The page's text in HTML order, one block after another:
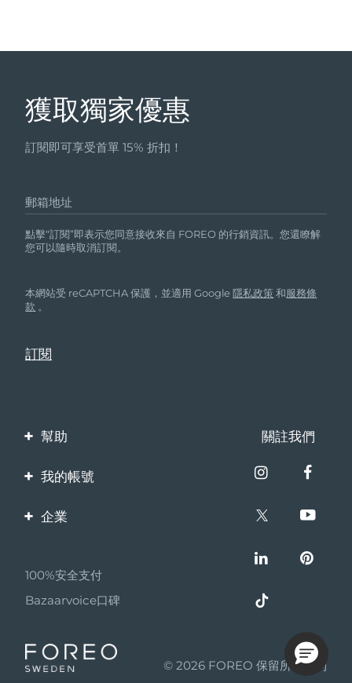
獲取獨家優惠
訂閱即可享受首單 15% 折扣！
郵箱地址
點擊“訂閱”即表示您同意接收來自 FOREO 的行銷資訊。您還瞭解
您可以隨時取消訂閱。
本網站受 reCAPTCHA 保護，並適用 Google隱私政策 和服務條
款 。
幫助
聯繫我們
關註我們
我的帳號
產品註冊
企業
夥伴計畫
聯盟新聞
成為合作夥伴
100%安全支付
Bazaarvoice口碑
© 2026 FOREO 保留所有權利